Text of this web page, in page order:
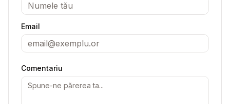
Email
Comentariu